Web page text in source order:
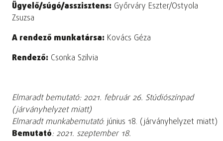
Ügyelő/súgó/asszisztens: Győrváry Eszter/Ostyola
Zsuzsa
A rendező munkatársa: Kovács Géza
Rendező: Csonka Szilvia
Elmaradt bemutató: 2021. február 26. Stúdiószínpad
(járványhelyzet miatt)
Elmaradt munkabemutató: június 18. (járványhelyzet miatt)
Bemutató: 2021. szeptember 18.